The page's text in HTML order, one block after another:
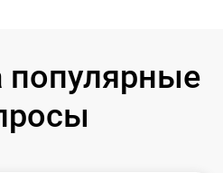
популярные